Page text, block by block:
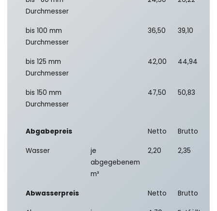
Durchmesser
bis 100 mm
Durchmesser
36,50 39,10
bis 125 mm
Durchmesser
42,00 44,94
bis 150 mm
Durchmesser
47,50 50,83
Abgabepreis Netto Brutto
Wasser
je
abgegebenem
m³
2,20 2,35
Abwasserpreis Netto Brutto